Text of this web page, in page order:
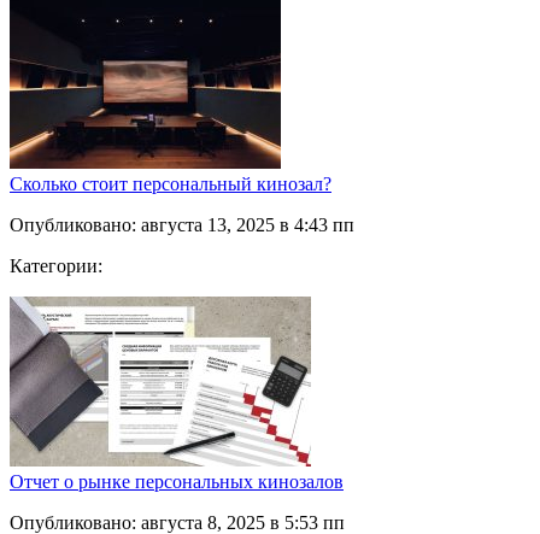
Сколько стоит персональный кинозал?
Опубликовано: августа 13, 2025 в 4:43 пп
Категории:
Отчет о рынке персональных кинозалов
Опубликовано: августа 8, 2025 в 5:53 пп